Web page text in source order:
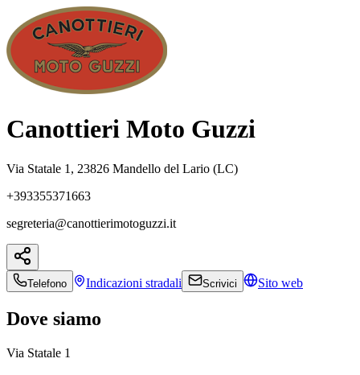
Canottieri Moto Guzzi
Via Statale 1, 23826 Mandello del Lario (LC)
+393355371663
segreteria@canottierimotoguzzi.it
Telefono Indicazioni stradali Scrivici Sito web
Dove siamo
Via Statale 1